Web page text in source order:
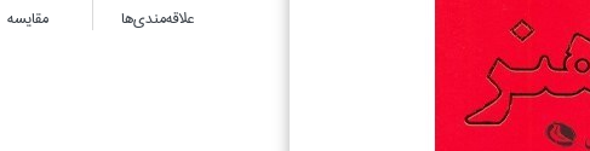
علاقه‌مندي‌ها مقايسه